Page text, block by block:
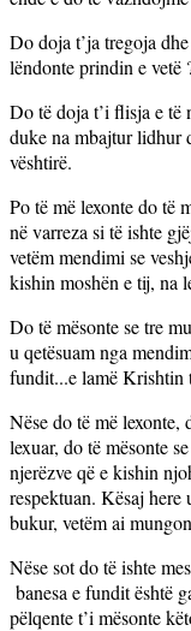
Do doja t’ja tregoja
lëndonte prindin e vetë
Do të doja t’i flisja e të
duke na mbajtur lidhur
vështirë.
Po të më lexonte do të
në varreza si të ishte
vetëm mendimi se
kishin moshën e tij, na
Do të mësonte se tre
u qetësuam nga
fundit...e lamë Krishtin
Nëse do të më lexonte,
lexuar, do të mësonte
njerëzve që e kishin
respektuan. Kësaj here
bukur, vetëm ai
Nëse sot do të ishte
banesa e fundit është
pëlqente t’i mësonte